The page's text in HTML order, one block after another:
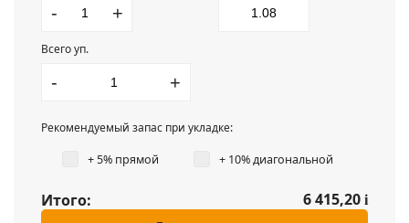
- +
Всего уп.
- +
Рекомендуемый запас при укладке:
+ 5% прямой + 10% диагональной
Итого: 6 415,20 i